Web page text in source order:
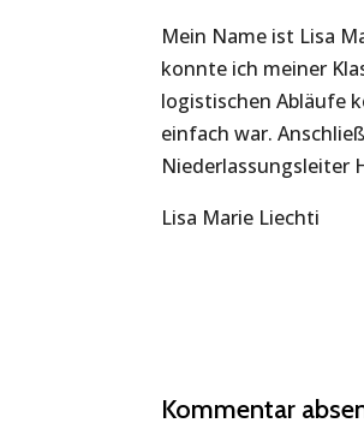
Mein Name ist Lisa
konnte ich meiner
logistischen Abläufe
einfach war.
Niederlassungsleiter
Lisa Marie Liechti
Kommentar